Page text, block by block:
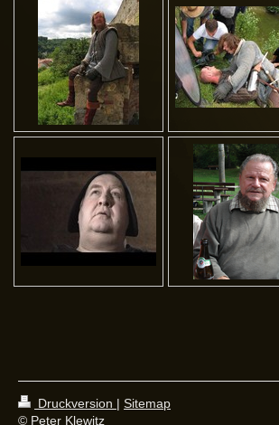
Druckversion | Sitemap
© Peter Klewitz